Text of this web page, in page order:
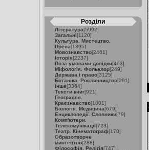
Розділи
Література[5992]
Загальні[1120]
Культура. Мистецтво.
Преса[1895]
Мовознавство[2461]
Історія[2237]
Поза умовами довідки[463]
Міфологія. Фольклор[249]
Держава і право[3125]
Ботаніка. Рослинництво[291]
Інше[3364]
Тексти книг[921]
Географія.
Краєзнавство[1001]
Біологія. Медицина[679]
Енциклопедії. Словники[79]
Комп'ютери.
Телекомунікації[723]
Театр. Кінематограф[170]
Образотворче
мистецтво[288]
Філософія. Релігія[747]